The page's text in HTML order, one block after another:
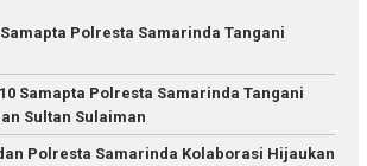
Polresta Samarinda Tangani
Samapta Polresta Samarinda Tangani
Sultan Sulaiman
Polresta Samarinda Kolaborasi Hijaukan